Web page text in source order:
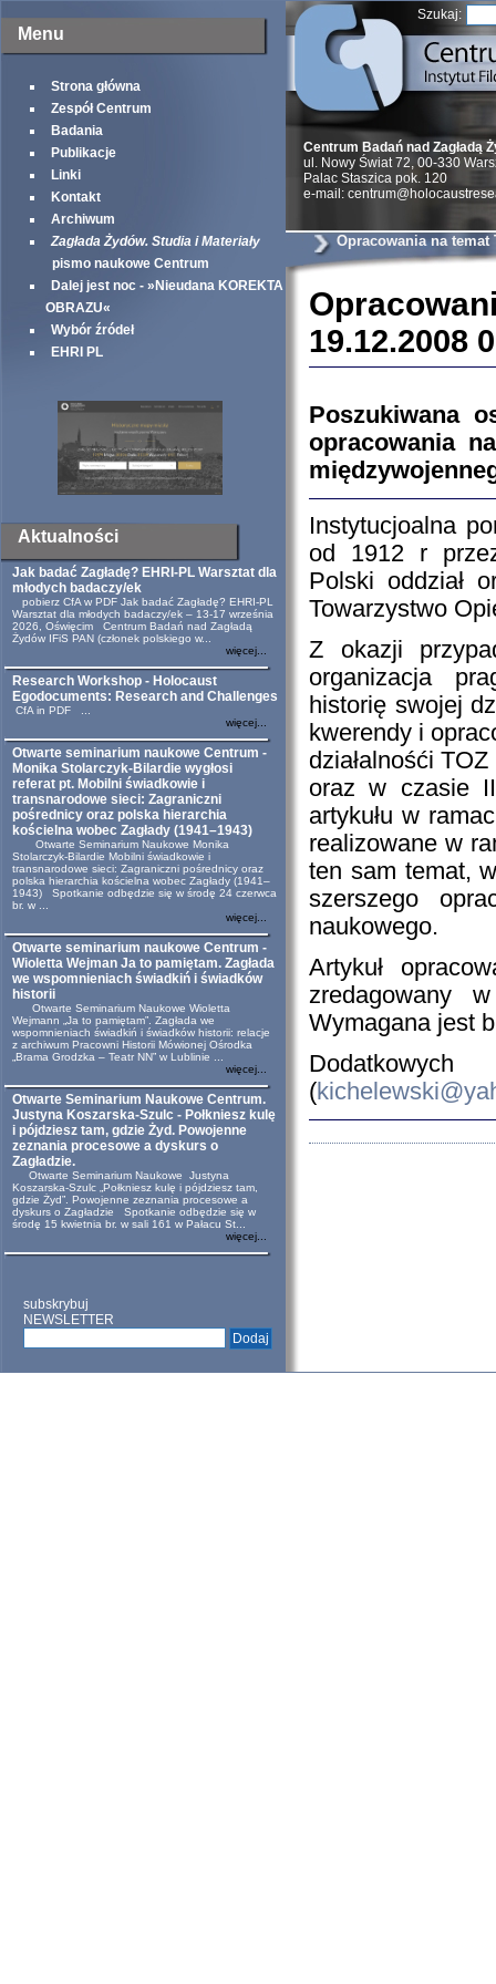
Menu
Strona główna
Zespół Centrum
Badania
Publikacje
Linki
Kontakt
Archiwum
Zagłada Żydów. Studia i Materiały
pismo naukowe Centrum
Dalej jest noc - »Nieudana KOREKTA
OBRAZU«
Wybór źródeł
EHRI PL
Aktualności
Jak badać Zagładę? EHRI-PL Warsztat dla
młodych badaczy/ek
pobierz CfA w PDF Jak badać Zagładę? EHRI-PL
Warsztat dla młodych badaczy/ek – 13-17 września
2026, Oświęcim Centrum Badań nad Zagładą
Żydów IFiS PAN (członek polskiego w...
więcej...
Research Workshop - Holocaust
Egodocuments: Research and Challenges
CfA in PDF ...
więcej...
Otwarte seminarium naukowe Centrum -
Monika Stolarczyk-Bilardie wygłosi
referat pt. Mobilni świadkowie i
transnarodowe sieci: Zagraniczni
pośrednicy oraz polska hierarchia
kościelna wobec Zagłady (1941–1943)
Otwarte Seminarium Naukowe Monika
Stolarczyk-Bilardie Mobilni świadkowie i
transnarodowe sieci: Zagraniczni pośrednicy oraz
polska hierarchia kościelna wobec Zagłady (1941–
1943) Spotkanie odbędzie się w środę 24 czerwca
br. w ...
więcej...
Otwarte seminarium naukowe Centrum -
Wioletta Wejman Ja to pamiętam. Zagłada
we wspomnieniach świadkiń i świadków
historii
Otwarte Seminarium Naukowe Wioletta
Wejmann „Ja to pamiętam”. Zagłada we
wspomnieniach świadkiń i świadków historii: relacje
z archiwum Pracowni Historii Mówionej Ośrodka
„Brama Grodzka – Teatr NN” w Lublinie ...
więcej...
Otwarte Seminarium Naukowe Centrum.
Justyna Koszarska-Szulc - Połkniesz kulę
i pójdziesz tam, gdzie Żyd. Powojenne
zeznania procesowe a dyskurs o
Zagładzie.
Otwarte Seminarium Naukowe Justyna
Koszarska-Szulc „Połkniesz kulę i pójdziesz tam,
gdzie Żyd”. Powojenne zeznania procesowe a
dyskurs o Zagładzie Spotkanie odbędzie się w
środę 15 kwietnia br. w sali 161 w Pałacu St...
więcej...
subskrybuj
NEWSLETTER
Szukaj:
Centrum Badań nad Zagładą
ul. Nowy Świat 72, 00-330
Palac Staszica pok. 120
e-mail:
Opracowania na temat
19.12.2008
Poszukiwana
opracowania
Instytucjoalna
od 1912 r
Polski oddział
Towarzystwo
Z okazji
organizacja
historię swojej
kwerendy i
działalnośći
oraz w czasie
artykułu w
realizowane w
ten sam temat,
szerszego
naukowego.
Artykuł
zredagowany
Wymagana jest
(